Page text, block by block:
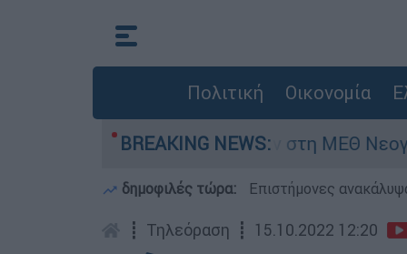
Πολιτική Οικονομία
BREAKING NEWS:
- Νοσηλευόταν στη ΜΕΘ Νεογνών
δημοφιλές τώρα: Επιστήμονες
┋ Τηλεόραση ┋ 15.10.2022 12:20